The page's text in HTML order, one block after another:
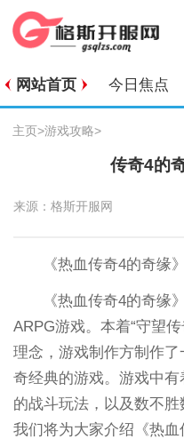
网站首页 今日焦点
主页>游戏攻略>
传奇4的
来源：格斯开服网
《热血传奇4的奇缘
《热血传奇4的奇缘
ARPG游戏。本着“守望
理念，游戏制作方制作
奇经典的游戏。游戏中
的战斗玩法，以及数不
我们将为大家介绍《热血